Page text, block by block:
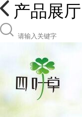
产品展厅